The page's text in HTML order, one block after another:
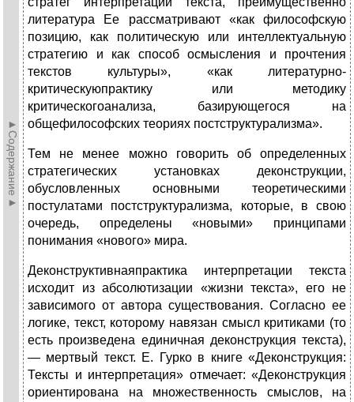
►Содержание►
литература Ее рассматривают «как философскую
позицию, как политическую или интеллектуальную
стратегию и как способ осмысления и прочтения
текстов культуры», «как литературно-
критическуюпрактику или методику
критическогоанализа, базирующегося на
общефилософских теориях постструктурализма».
Тем не менее можно говорить об определенных
страте­гических установках деконструкции,
обусловленных ос­новными теоретическими
постулатами постструктурализ­ма, которые, в свою
очередь, определены «новыми» прин­ципами
понимания «нового» мира.
Деконструктивнаяпрактика интерпретации текста
исходит из абсолютизации «жизни текста», его не
зави­симого от автора существования. Согласно ее
логике, текст, которому навязан смысл критиками (то
есть произ­ведена единичная деконструкция текста),
— мертвый текст. Е. Гурко в книге «Деконструкция:
Тексты и ин­терпретация» отмечает: «Деконструкция
ориентирована на множественность смыслов, на